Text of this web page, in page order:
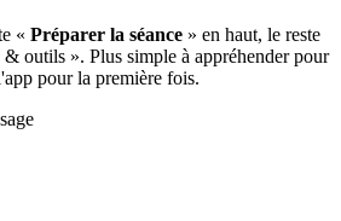
« Préparer la séance » en haut, le reste
& outils ». Plus simple à appréhender pour
pour la première fois.